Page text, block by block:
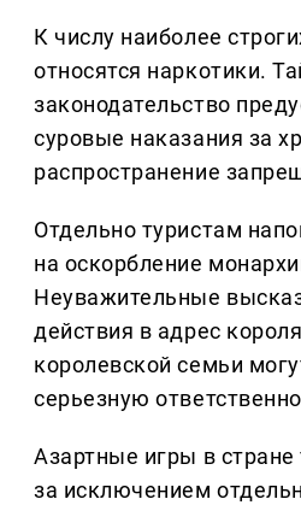
К числу наиболее
относятся наркотики.
законодательство
суровые наказания за
распространение
Отдельно туристам
на оскорбление
Неуважительные
действия в адрес
королевской семьи
серьезную
Азартные игры в
за исключением